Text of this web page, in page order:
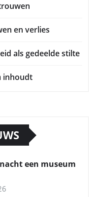
en verlies
als gedeelde stilte
inhoudt
een museum